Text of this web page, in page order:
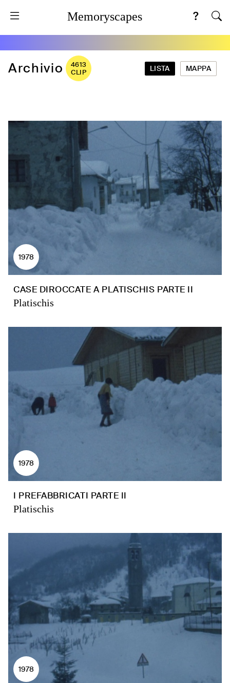
Memoryscapes
Archivio
4613
CLIP
LISTA MAPPA
1978
CASE DIROCCATE A PLATISCHIS PARTE II
Platischis
1978
I PREFABBRICATI PARTE II
Platischis
1978